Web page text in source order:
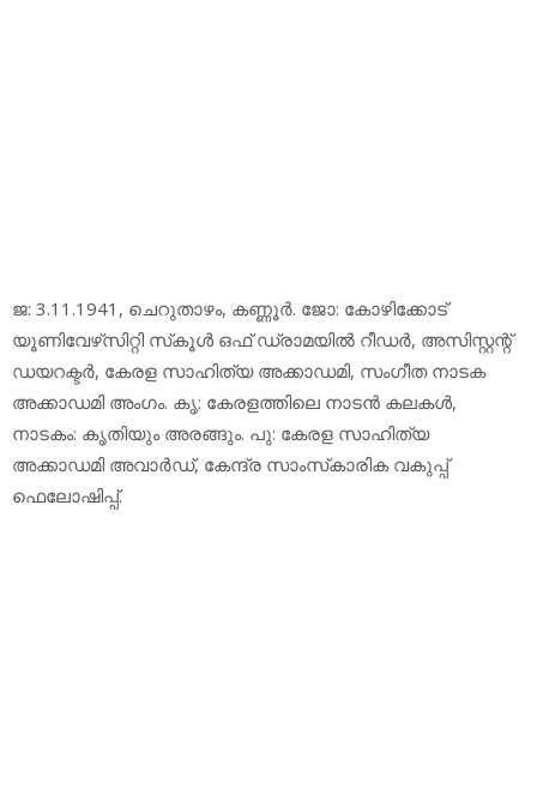
ജ: 3.11.1941, ചെറുതാഴം, കണ്ണൂര്‍. ജോ: കോഴിക്കോട്
യൂണിവേഴ്‌സിറ്റി സ്‌കൂള്‍ ഒഫ് ഡ്രാമയില്‍ റീഡര്‍, അസിസ്റ്റന്റ്
ഡയറക്ടര്‍, കേരള സാഹിത്യ അക്കാഡമി, സംഗീത നാടക
അക്കാഡമി അംഗം. കൃ: കേരളത്തിലെ നാടന്‍ കലകള്‍,
നാടകം: കൃതിയും അരങ്ങും. പു: കേരള സാഹിത്യ
അക്കാഡമി അവാര്‍ഡ്, കേന്ദ്ര സാംസ്‌കാരിക വകുപ്പ്
ഫെലോഷിപ്പ്.